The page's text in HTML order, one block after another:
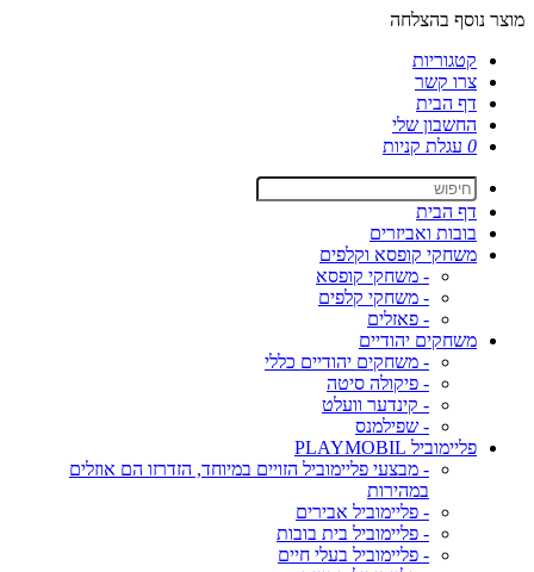
מוצר נוסף בהצלחה
קטגוריות
צרו קשר
דף הבית
החשבון שלי
0 עגלת קניות
דף הבית
בובות ואביזרים
משחקי קופסא וקלפים
- משחקי קופסא
- משחקי קלפים
- פאזלים
משחקים יהודיים
- משחקים יהודיים כללי
- פיקולה סיטה
- קינדער וועלט
- שפילמנס
פליימוביל PLAYMOBIL
- מבצעי פליימוביל הזויים במיוחד, הזדרזו הם אוזלים
במהירות
- פליימוביל אבירים
- פליימוביל בית בובות
- פליימוביל בעלי חיים